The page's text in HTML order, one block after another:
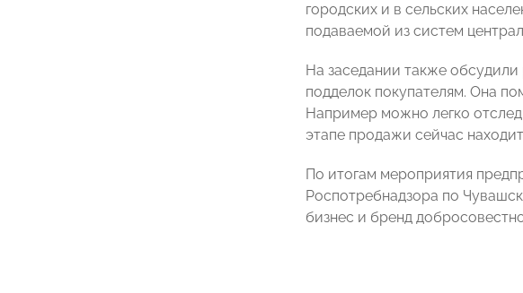
городских и в сельских
подаваемой из систем
На заседании также
подделок покупателям. Она
Например можно легко
этапе продажи сейчас
По итогам мероприятия
Роспотребнадзора по
бизнес и бренд